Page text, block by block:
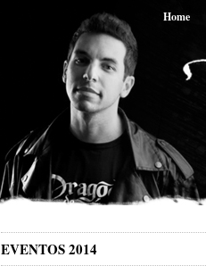
Home
EVENTOS 2014